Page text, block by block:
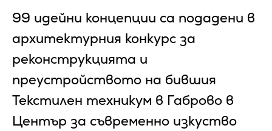
99 идейни концепции са подадени в
архитектурния конкурс за
реконструкцията и
преустройството на бившия
Текстилен техникум в Габрово в
Център за съвременно изкуство